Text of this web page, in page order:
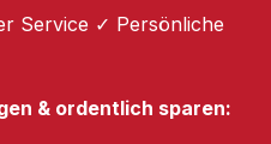
Service ✓ Persönliche
& ordentlich sparen: